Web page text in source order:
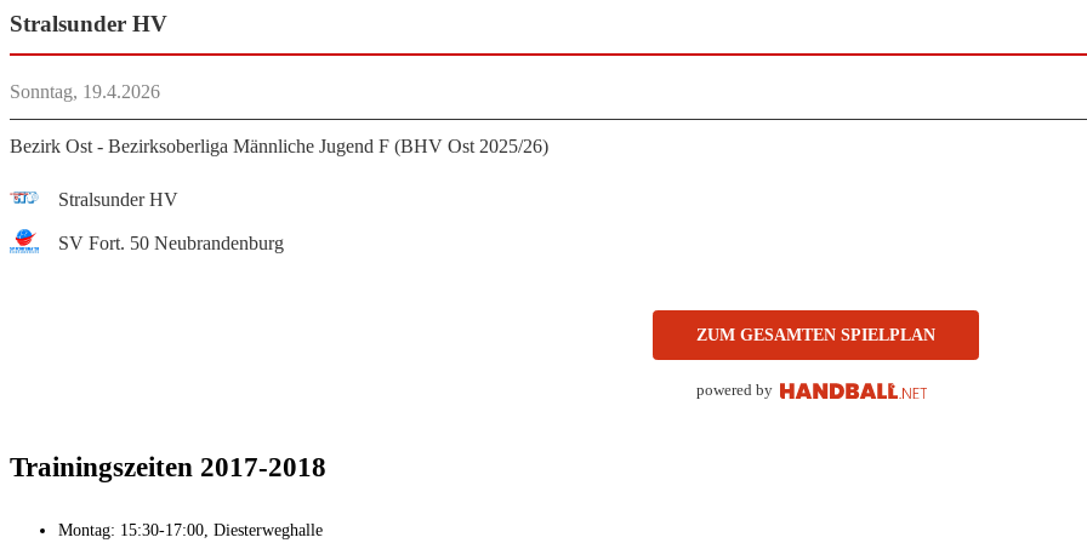
Stralsunder HV
Sonntag, 19.4.2026
Bezirk Ost - Bezirksoberliga Männliche Jugend F (BHV Ost 2025/26)
Stralsunder HV
SV Fort. 50 Neubrandenburg
ZUM GESAMTEN SPIELPLAN
powered by
Trainingszeiten 2017-2018
Montag: 15:30-17:00, Diesterweghalle